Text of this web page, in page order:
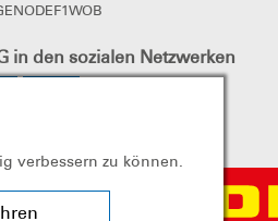
verbessern zu können.
in den sozialen Netzwerken